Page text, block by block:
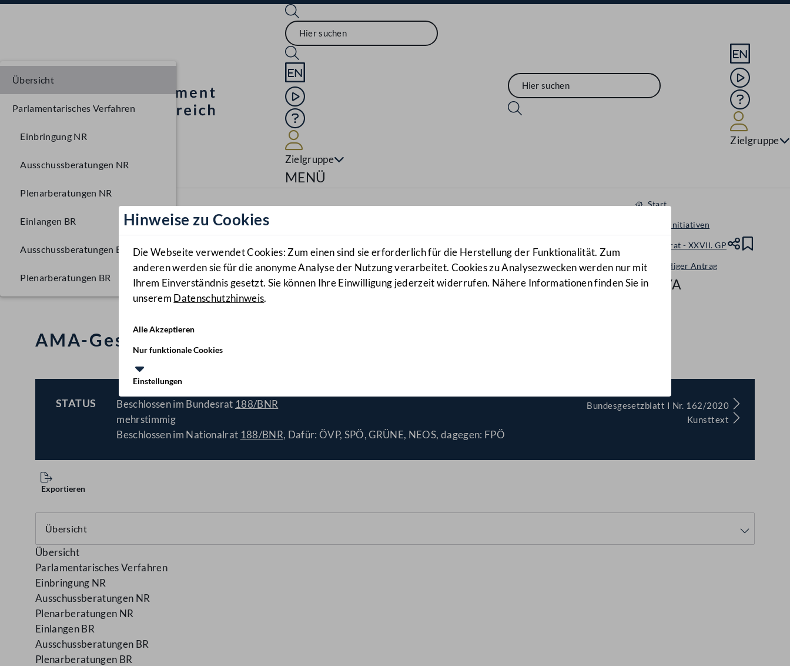
Sprache English
Mediathek
Hilfe
Zielgruppe
Navigationsmenü öffnen
MENÜ
Sprache
Mediathek
Hilfe
Zielgruppe
Hinweise zu Cookies
Die Webseite verwendet Cookies: Zum einen sind sie erforderlich für die Herstellung der Funktionalität. Zum
anderen werden sie für die anonyme Analyse der Nutzung verarbeitet. Cookies zu Analysezwecken werden nur mit
Ihrem Einverständnis gesetzt. Sie können Ihre Einwilligung jederzeit widerrufen. Nähere Informationen finden Sie in
unserem Datenschutzhinweis.
Alle Akzeptieren
Nur funktionale Cookies
Einstellungen
Start
Gesetzesinitiativen
Nationalrat - XXVII. GP
Selbständiger Antrag
1102/A
AMA-Gesetz, Änderung
STATUS
BESCHLOSSEN
Beschlossen im Bundesrat 188/BNR
mehrstimmig
Beschlossen im Nationalrat 188/BNR, Dafür: ÖVP, SPÖ, GRÜNE, NEOS, dagegen: FPÖ
Bundesgesetzblatt I Nr. 162/2020
Kunsttext
Exportieren
Übersicht
Parlamentarisches Verfahren
Einbringung NR
Ausschussberatungen NR
Plenarberatungen NR
Einlangen BR
Ausschussberatungen BR
Plenarberatungen BR
Übersicht
Parlamentarisches Verfahren
Einbringung NR
Ausschussberatungen NR
Plenarberatungen NR
Einlangen BR
Ausschussberatungen BR
Plenarberatungen BR